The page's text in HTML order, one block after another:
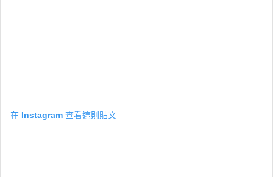
在 Instagram 查看這則貼文